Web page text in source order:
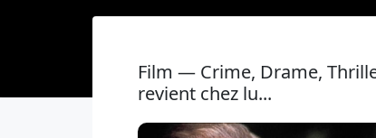
Film — Crime, Drame,
revient chez lu...